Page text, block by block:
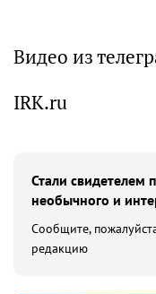
Видео из
IRK.ru
Стали свидетелем
необычного и
Сообщите,
редакцию